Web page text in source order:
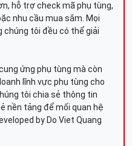
hỗ trợ check mã phụ tùng,
nhu cầu mua sắm. Mọi
chúng tôi đều có thể giải
ứng phụ tùng mà còn
lĩnh vực phụ tùng cho
tôi chia sẻ thông tin
nền tảng để mối quan hệ
by Do Viet Quang